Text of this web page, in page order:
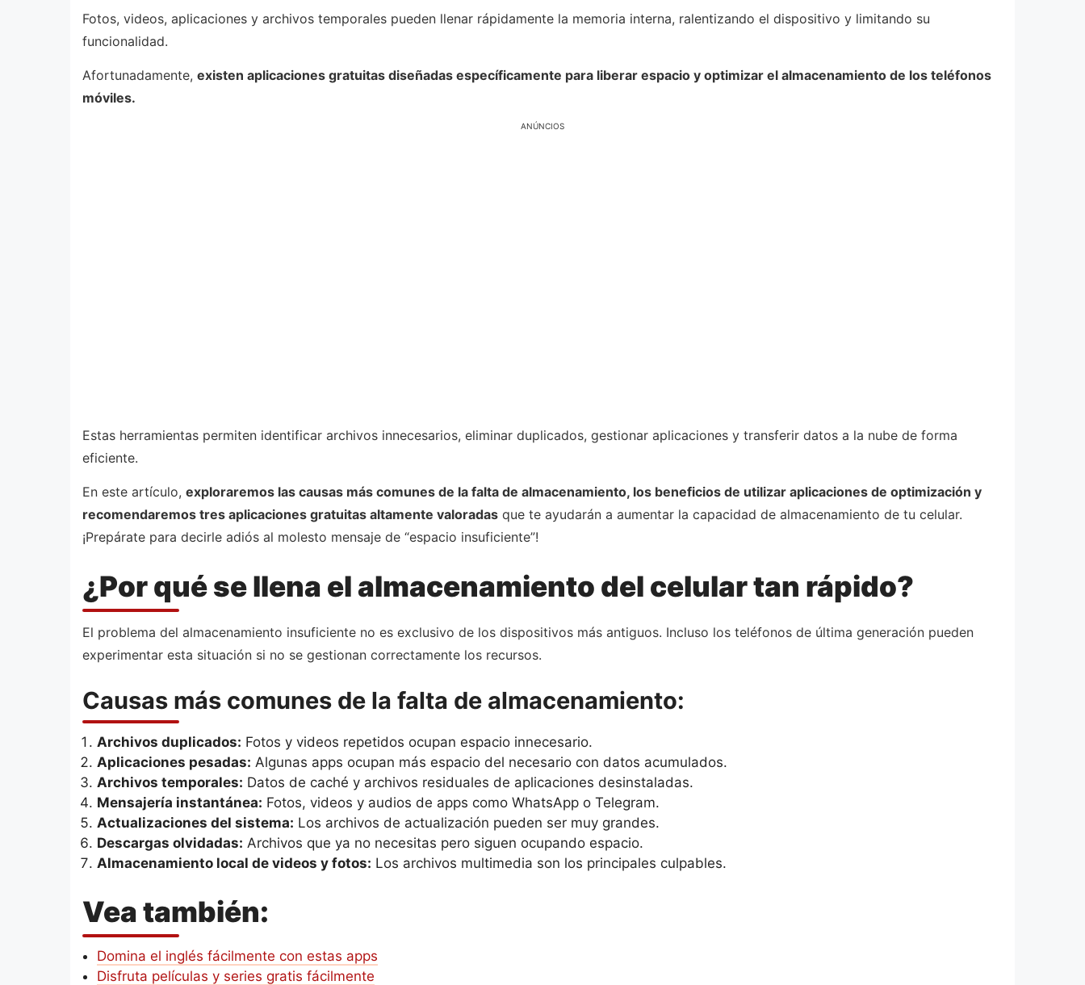
Fotos, videos, aplicaciones y archivos temporales pueden llenar rápidamente la memoria interna, ralentizando el dispositivo y limitando su
funcionalidad.
Afortunadamente, existen aplicaciones gratuitas diseñadas específicamente para liberar espacio y optimizar el almacenamiento de los teléfonos
móviles.
ANÚNCIOS
Estas herramientas permiten identificar archivos innecesarios, eliminar duplicados, gestionar aplicaciones y transferir datos a la nube de forma
eficiente.
En este artículo, exploraremos las causas más comunes de la falta de almacenamiento, los beneficios de utilizar aplicaciones de optimización y
recomendaremos tres aplicaciones gratuitas altamente valoradas que te ayudarán a aumentar la capacidad de almacenamiento de tu celular.
¡Prepárate para decirle adiós al molesto mensaje de “espacio insuficiente”!
¿Por qué se llena el almacenamiento del celular tan rápido?
El problema del almacenamiento insuficiente no es exclusivo de los dispositivos más antiguos. Incluso los teléfonos de última generación pueden
experimentar esta situación si no se gestionan correctamente los recursos.
Causas más comunes de la falta de almacenamiento:
Archivos duplicados: Fotos y videos repetidos ocupan espacio innecesario.
Aplicaciones pesadas: Algunas apps ocupan más espacio del necesario con datos acumulados.
Archivos temporales: Datos de caché y archivos residuales de aplicaciones desinstaladas.
Mensajería instantánea: Fotos, videos y audios de apps como WhatsApp o Telegram.
Actualizaciones del sistema: Los archivos de actualización pueden ser muy grandes.
Descargas olvidadas: Archivos que ya no necesitas pero siguen ocupando espacio.
Almacenamiento local de videos y fotos: Los archivos multimedia son los principales culpables.
Vea también:
Domina el inglés fácilmente con estas apps
Disfruta películas y series gratis fácilmente